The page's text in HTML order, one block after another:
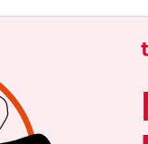
zur
der vom
, der
hat.